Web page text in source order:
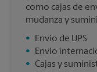
como cajas de
mudanza y
•
Envío de UPS
•
Envío
• Cajas y